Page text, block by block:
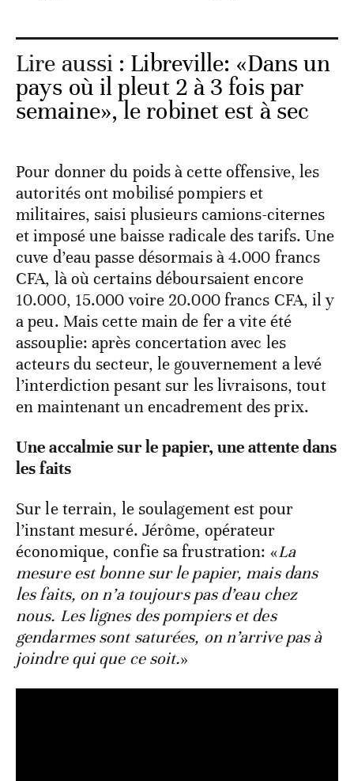
Lire aussi : Libreville: «Dans un
pays où il pleut 2 à 3 fois par
semaine», le robinet est à sec
Pour donner du poids à cette offensive, les
autorités ont mobilisé pompiers et
militaires, saisi plusieurs camions-citernes
et imposé une baisse radicale des tarifs. Une
cuve d’eau passe désormais à 4.000 francs
CFA, là où certains déboursaient encore
10.000, 15.000 voire 20.000 francs CFA, il y
a peu. Mais cette main de fer a vite été
assouplie: après concertation avec les
acteurs du secteur, le gouvernement a levé
l’interdiction pesant sur les livraisons, tout
en maintenant un encadrement des prix.
Une accalmie sur le papier, une attente dans
les faits
Sur le terrain, le soulagement est pour
l’instant mesuré. Jérôme, opérateur
économique, confie sa frustration: «La
mesure est bonne sur le papier, mais dans
les faits, on n’a toujours pas d’eau chez
nous. Les lignes des pompiers et des
gendarmes sont saturées, on n’arrive pas à
joindre qui que ce soit.»